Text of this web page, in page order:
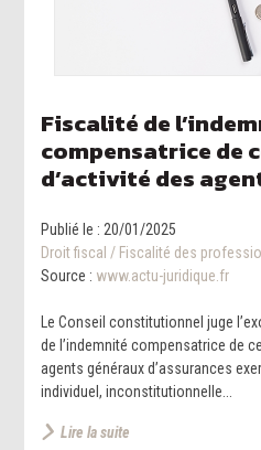
Fiscalité de
compensatrice de
d’activité des
Publié le : 20/01/2025
Droit fiscal / Fiscalité des
Source : www.actu-juridique.fr
Le Conseil constitutionnel juge
de l’indemnité compensatrice de
agents généraux d’assurances
individuel, inconstitutionnelle...
Lire la suite